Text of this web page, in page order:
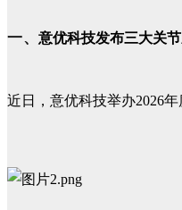
一、意优科技发布三大关
近日， 意优科技举办2026年